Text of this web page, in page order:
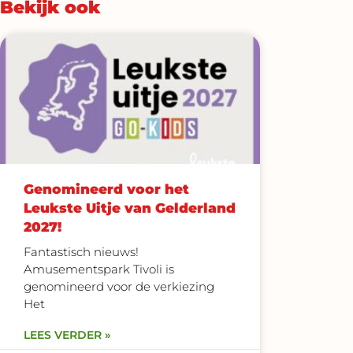
Bekijk ook
Genomineerd voor het
Leukste Uitje van Gelderland
2027!
Fantastisch nieuws!
Amusementspark Tivoli is
genomineerd voor de verkiezing
Het
LEES VERDER »